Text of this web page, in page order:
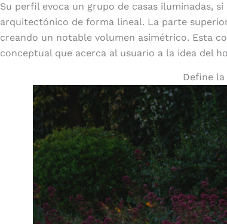
Su perfil evoca un grupo de casas iluminadas,
arquitectónico de forma lineal. La parte
creando un notable volumen asimétrico. Esta
conceptual que acerca al usuario a la idea del
Define